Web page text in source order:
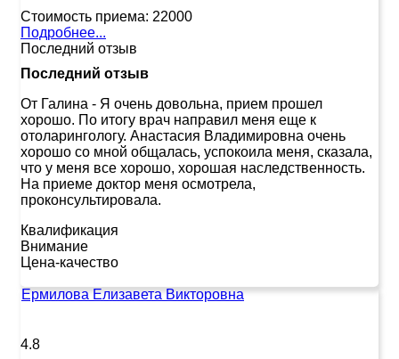
Стоимость приема: 22000
Подробнее...
Последний отзыв
Последний отзыв
От Галина - Я очень довольна, прием прошел
хорошо. По итогу врач направил меня еще к
отоларингологу. Анастасия Владимировна очень
хорошо со мной общалась, успокоила меня, сказала,
что у меня все хорошо, хорошая наследственность.
На приеме доктор меня осмотрела,
проконсультировала.
Квалификация
Внимание
Цена-качество
Ермилова Елизавета Викторовна
4.8